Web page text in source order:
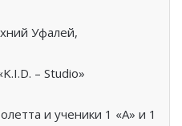
Уфалей,
– Studio»
и ученики 1 «А» и 1